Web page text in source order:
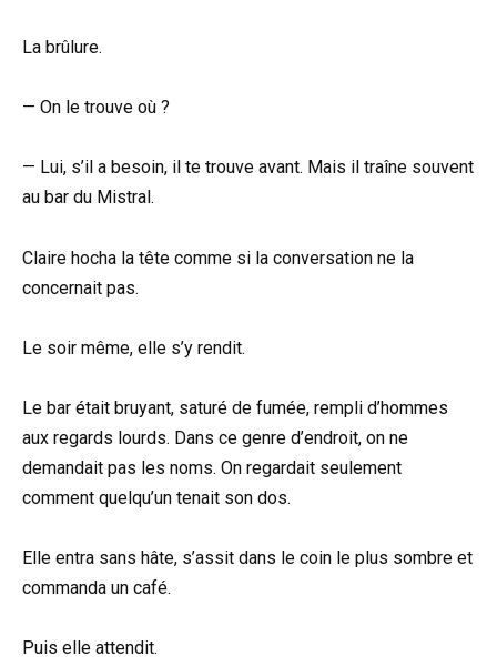
La brûlure.
— On le trouve où ?
— Lui, s’il a besoin, il te trouve avant. Mais il traîne souvent
au bar du Mistral.
Claire hocha la tête comme si la conversation ne la
concernait pas.
Le soir même, elle s’y rendit.
Le bar était bruyant, saturé de fumée, rempli d’hommes
aux regards lourds. Dans ce genre d’endroit, on ne
demandait pas les noms. On regardait seulement
comment quelqu’un tenait son dos.
Elle entra sans hâte, s’assit dans le coin le plus sombre et
commanda un café.
Puis elle attendit.